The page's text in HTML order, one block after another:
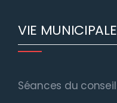
VIE MUNICIPALE
Séances du conseil